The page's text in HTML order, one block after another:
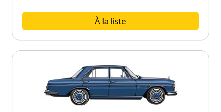
À la liste